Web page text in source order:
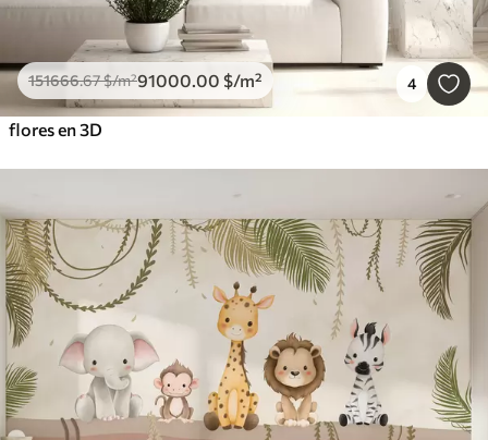
151666.67$/m²91000.00 $/m² 4
flores en 3D